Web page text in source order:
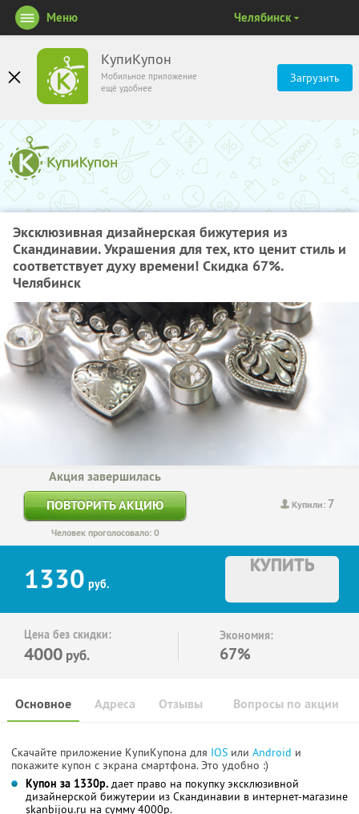
КупиКупон
Мобильное приложение
ещё удобнее
Загрузить
Меню Челябинск
Эксклюзивная дизайнерская бижутерия из
Скандинавии. Украшения для тех, кто ценит стиль и
соответствует духу времени! Скидка 67%.
Челябинск
Купили: 7
Акция завершилась
ПОВТОРИТЬ АКЦИЮ
Человек проголосовало: 0
1330 руб.
КУПИТЬ
Цена без скидки:
4000 руб.
Экономия:
67%
Основное Отзывы Вопросы по акции
Адреса
Скачайте приложение КупиКупона для IOS или Android и
покажите купон с экрана смартфона. Это удобно :)
Купон за 1330р. дает право на покупку эксклюзивной
дизайнерской бижутерии из Скандинавии в интернет-магазине
skanbijou.ru на сумму 4000р.